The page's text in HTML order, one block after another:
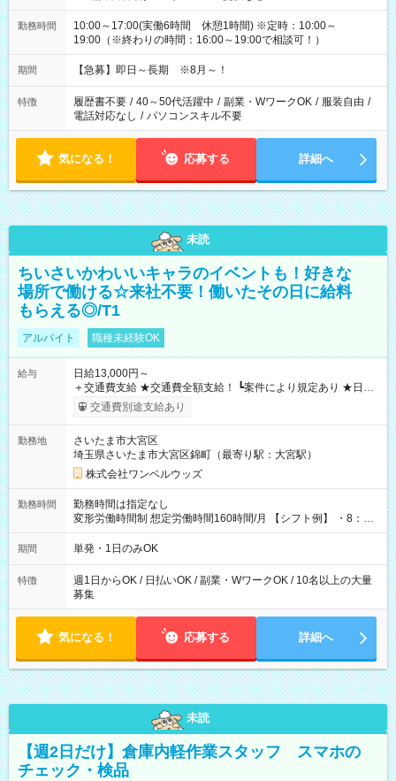
勤務時間
10:00～17:00(実働6時間 休憩1時間) ※定時：10:00～
19:00（※終わりの時間：16:00～19:00で相談可！）
期間 【急募】即日～長期 ※8月～！
特徴 履歴書不要 / 40～50代活躍中 / 副業・WワークOK / 服装自由 /
電話対応なし / パソコンスキル不要
気になる！ 応募する 詳細へ
未読
ちいさいかわいいキャラのイベントも！好きな
場所で働ける☆来社不要！働いたその日に給料
もらえる◎/T1
アルバイト 職種未経験OK
給与
日給13,000円～
＋交通費支給 ★交通費全額支給！ ┗案件により規定あり ★日払
いOK！（規定あり） ┗働いたその日に現金GET♪ お仕事後はコ
ンビニATMから 日払い分を引き落とせます！ 【試用期間】試
交通費別途支給あり
勤務地
さいたま市大宮区
埼玉県さいたま市大宮区錦町（最寄り駅：大宮駅）
株式会社ワンベルウッズ
勤務時間
勤務時間は指定なし
変形労働時間制 想定労働時間160時間/月 【シフト例】 ・8：00
～21：00
期間 単発・1日のみOK
特徴
週1日からOK / 日払いOK / 副業・WワークOK / 10名以上の大量
募集
気になる！ 応募する 詳細へ
未読
【週2日だけ】倉庫内軽作業スタッフ スマホの
チェック・検品